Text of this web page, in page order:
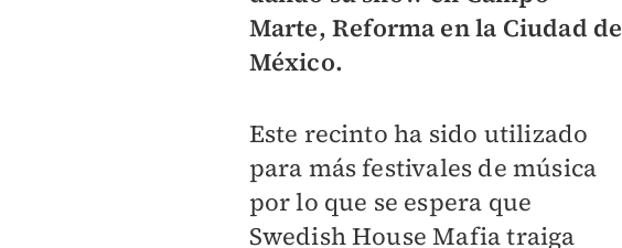
Marte, Reforma en la Ciudad de
México.
Este recinto ha sido utilizado
para más festivales de música
por lo que se espera que
Swedish House Mafia traiga